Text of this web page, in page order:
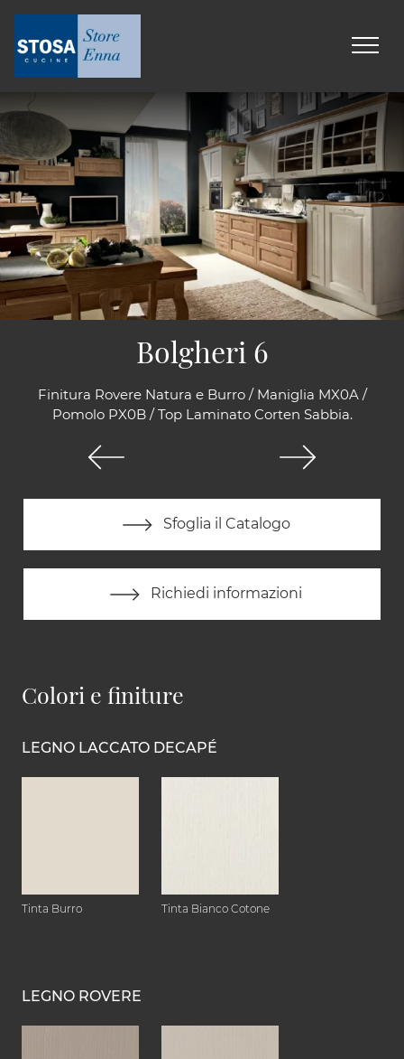
Finitura Rovere Natura e Burro / Maniglia MX0A /
Pomolo PX0B / Top Laminato Corten Sabbia.
Sfoglia il Catalogo
Richiedi informazioni
Bolgheri 6
Colori e finiture
LEGNO LACCATO DECAPÉ
Tinta Burro Tinta Bianco Cotone
LEGNO ROVERE